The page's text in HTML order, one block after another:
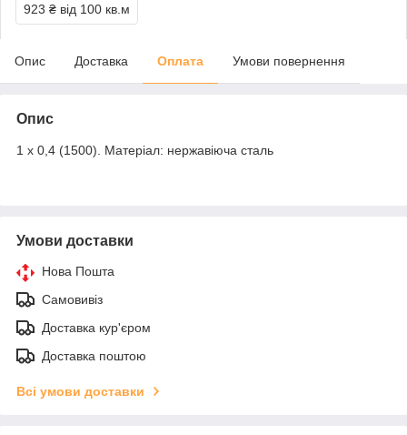
923 ₴ від 100 кв.м
Опис Доставка Оплата Умови повернення
Опис
1 х 0,4 (1500). Матеріал: нержавіюча сталь
Умови доставки
Нова Пошта
Самовивіз
Доставка кур'єром
Доставка поштою
Всі умови доставки